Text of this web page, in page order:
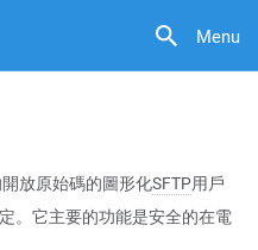
Menu
放原始碼的圖形化SFTP用戶
。它主要的功能是安全的在電